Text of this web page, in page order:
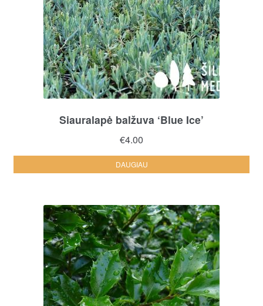
Siauralapė balžuva ‘Blue Ice’
€4.00
DAUGIAU